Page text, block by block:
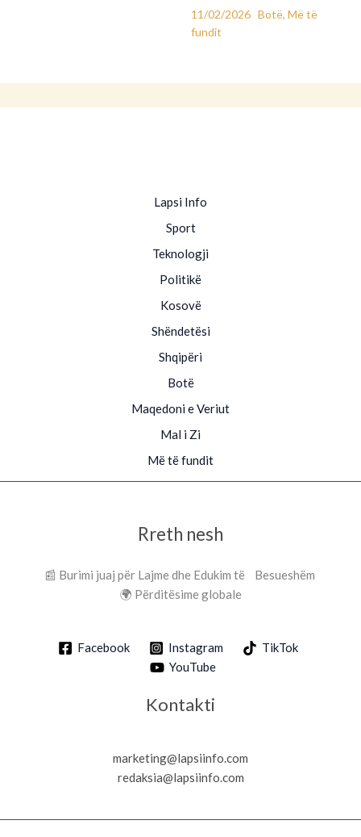
11/02/2026 Botë, Më të
fundit
Lapsi Info
Sport
Teknologji
Politikë
Kosovë
Shëndetësi
Shqipëri
Botë
Maqedoni e Veriut
Mal i Zi
Më të fundit
Rreth nesh
📰 Burimi juaj për Lajme dhe Edukim të Besueshëm
🌍 Përditësime globale
Facebook Instagram
TikTok
YouTube
Kontakti
marketing@lapsiinfo.com
redaksia@lapsiinfo.com